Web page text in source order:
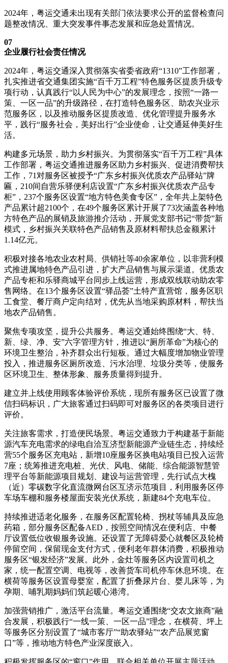
2024年，粤运交通未出现有关部门依法要求公开的监督检查问
题整改情况、重大突发事件事态发展和应急处置情况。
07
企业履行社会责任情况
2024年，粤运交通深入贯彻落实省委省政府“1310”工作部署，
扎实推进省交通集团实施“百千万工程”特色服务区提质升级专
项行动，认真践行“以人民为中心”的发展理念，按照“一路一
策、一区一品”的升级路径，在打造特色服务区、助农兴业示
范服务区，以及推动服务区提质改造、优化管理提升服务水
平，践行“服务社会，美好出行”企业使命，让交通延伸美好生
活。
构建多元场景，助力乡村振兴。为贯彻落实“百千万工程”具体
工作部署，粤运交通推进服务区助力乡村振兴、促进消费帮扶
工作，71对服务区被授予“广东乡村振兴优质农产品驿站”牌
匾，210间自营乐驿便利店设置“广东乡村振兴优质农产品专
柜”，237个服务区设置“地方特色美食专区”，全年共上架特色
产品累计超2100个，在49个服务区累计开展了73次涵盖各种地
方特色产品的展销及旅游推介活动，开展党支部书记“带货”新
模式，乡村振兴关联特色产品销售及原材料帮扶总金额累计
1.14亿元。
积极对接各地农业农村局、供销社等40余家单位，以非营利模
式推进属地特色产品引进，扩大产品销售与展示渠道。优质农
产品专柜和乐驿商城平台同步上线运营，形成双线联动助农零
售网络。在13个服务区设置“驿品荟”土特产直营馆，服务区职
工食堂、餐厅商户定向结对，优先从当地采购原材料，帮扶当
地农产品销售。
聚焦专项攻坚，提升公共服务。粤运交通始终围绕“大、特、
新、绿、净、安”六字管理方针，推进以“厕所革命”为核心的
环境卫生整治，补齐群众出行短板。通过大幅度增加物业管理
投入，推进服务区厕所改造、污水治理、垃圾分类等，使服务
区环境卫生、整体形象、服务质量得到提升。
建立并上线使用顾客体验评价系统，现所有服务区已设置了微
信扫码标识，广大旅客通过扫码即可对服务区的各类项目进行
评价。
关注旅客需求，打造便民场景。粤运交通致力于构建基于新能
源汽车充电需求的绿电自洽互济型新能源产业链生态，持续经
营55个服务区充电站，新增10座服务区换电站项目已投入运营
7座；统筹推进充电桩、光伏、风电、储能、综合能源智慧管
理平台等新能源项目规划、建设与运营管理，先行试点大槐
（近）零碳数字化直流微网台区互济示范项目，利用服务区停
车场车棚和服务楼屋面安装光伏系统，新建84个充电车位。
持续推进适老化服务，在服务区配置轮椅、拐杖等辅具及应急
药箱，部分服务区配备AED，按照空间情况在便利店、中餐
厅设置低位收银服务设施。还设置了无障碍爱心就餐区及轮椅
停留空间，保留现金支付方式，便利老年群体消费，积极推动
服务区“银发经济”发展。此外，金灶等服务区内设置司机之
家，统一配置空调、电视等，改善货车司机停车休息环境。在
横荷等服务区设置母婴室，配置了折叠尿片台、婴儿床等，为
孕期、哺乳期妈妈们筑起暖心港湾。
加强营销推广，激活平台流量。粤运交通围绕“交农文旅商”融
合发展，积极践行“一线一策、一区一品”理念，在横荷、坪上
等服务区分别设置了“城市客厅”“助农驿站”“农产品展览窗
口”等，推动地方特色产业深度嵌入。